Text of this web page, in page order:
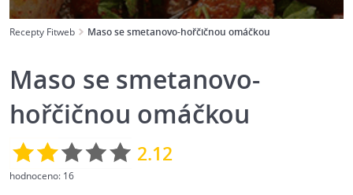
Recepty Fitweb Maso se smetanovo-hořčičnou omáčkou
Maso se smetanovo-
hořčičnou omáčkou
2.12
hodnoceno: 16